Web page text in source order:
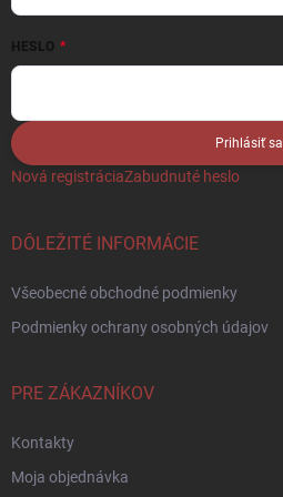
HESLO
Prihlásiť sa
Nová registráciaZabudnuté heslo
DÔLEŽITÉ INFORMÁCIE
Všeobecné obchodné podmienky
Podmienky ochrany osobných údajov
PRE ZÁKAZNÍKOV
Kontakty
Moja objednávka